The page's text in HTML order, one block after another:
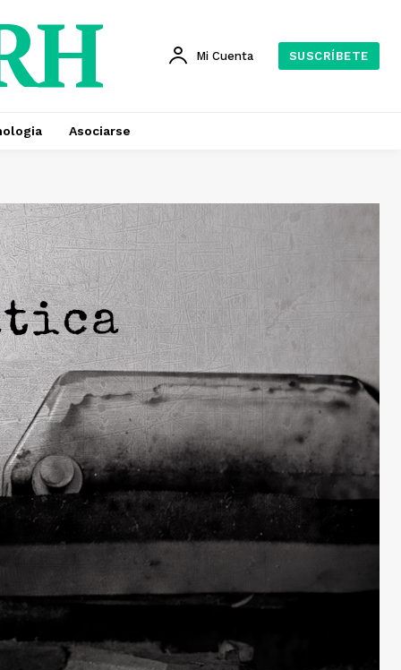
Mi Cuenta SUSCRÍBETE
Asociarse